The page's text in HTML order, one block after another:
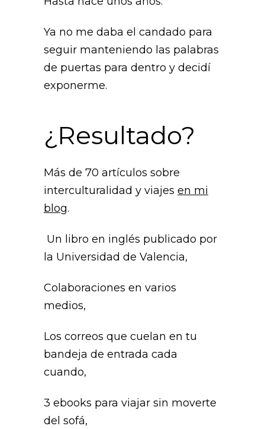
Ya no me daba el candado para
seguir manteniendo las palabras
de puertas para dentro y decidí
exponerme.
¿Resultado?
Más de 70 artículos sobre
interculturalidad y viajes en mi
blog.
Un libro en inglés publicado por
la Universidad de Valencia,
Colaboraciones en varios
medios,
Los correos que cuelan en tu
bandeja de entrada cada
cuando,
3 ebooks para viajar sin moverte
del sofá,